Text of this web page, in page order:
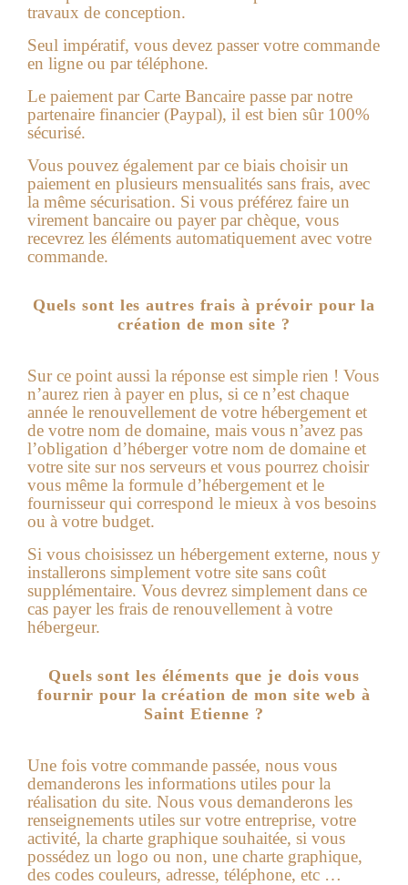
travaux de conception.
Seul impératif, vous devez passer votre commande
en ligne ou par téléphone.
Le paiement par Carte Bancaire passe par notre
partenaire financier (Paypal), il est bien sûr 100%
sécurisé.
Vous pouvez également par ce biais choisir un
paiement en plusieurs mensualités sans frais, avec
la même sécurisation. Si vous préférez faire un
virement bancaire ou payer par chèque, vous
recevrez les éléments automatiquement avec votre
commande.
Quels sont les autres frais à prévoir pour la
création de mon site ?
Sur ce point aussi la réponse est simple rien ! Vous
n’aurez rien à payer en plus, si ce n’est chaque
année le renouvellement de votre hébergement et
de votre nom de domaine, mais vous n’avez pas
l’obligation d’héberger votre nom de domaine et
votre site sur nos serveurs et vous pourrez choisir
vous même la formule d’hébergement et le
fournisseur qui correspond le mieux à vos besoins
ou à votre budget.
Si vous choisissez un hébergement externe, nous y
installerons simplement votre site sans coût
supplémentaire. Vous devrez simplement dans ce
cas payer les frais de renouvellement à votre
hébergeur.
Quels sont les éléments que je dois vous
fournir pour la création de mon site web à
Saint Etienne ?
Une fois votre commande passée, nous vous
demanderons les informations utiles pour la
réalisation du site. Nous vous demanderons les
renseignements utiles sur votre entreprise, votre
activité, la charte graphique souhaitée, si vous
possédez un logo ou non, une charte graphique,
des codes couleurs, adresse, téléphone, etc …